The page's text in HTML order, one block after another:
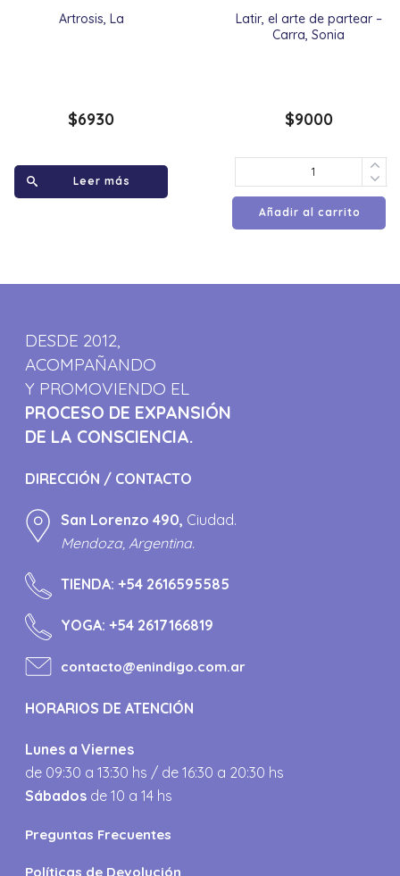
Artrosis, La
$6930
Leer más
Latir, el arte de partear –
Carra, Sonia
$9000
Añadir al carrito
DESDE 2012,
ACOMPAÑANDO
Y PROMOVIENDO EL
PROCESO DE EXPANSIÓN
DE LA CONSCIENCIA.
DIRECCIÓN / CONTACTO
San Lorenzo 490, Ciudad.
Mendoza, Argentina.
TIENDA:+54 2616595585
YOGA:+54 2617166819
contacto@enindigo.com.ar
HORARIOS DE ATENCIÓN
Lunes a Viernes
de 09:30 a 13:30 hs / de 16:30 a 20:30 hs
Sábados de 10 a 14 hs
Preguntas Frecuentes
Políticas de Devolución